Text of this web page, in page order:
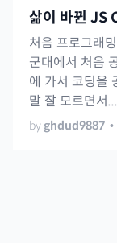
삶이 바뀐 JS
처음 프로그래
군대에서 처음
에 가서 코딩을
말 잘 모르면서...
by ghdud9887 •